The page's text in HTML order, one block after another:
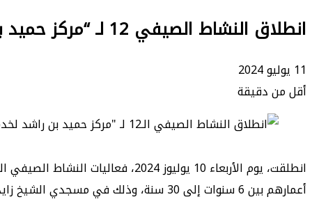
انطلاق النشاط الصيفي 12 لـ “مركز حميد بن راشد لخدمة القرآن”
11 يوليو 2024
أقل من دقيقة
فيسبوك
ماسنجر
ماسنجر
واتساب
تيلقرام
مشاركة
أعمارهم بين 6 سنوات إلى 30 سنة، وذلك في مسجدي الشيخ زايد والشيخ خليفة بن زايد في عجمان.